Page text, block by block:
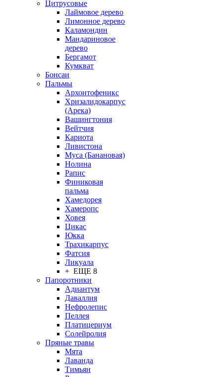
Цитрусовые
Лаймовое дерево
Лимонное дерево
Каламондин
Мандариновое
дерево
Бергамот
Кумкват
Бонсаи
Пальмы
Архонтофеникс
Хризалидокарпус
(Арека)
Вашингтония
Вейтчия
Кариота
Ливистона
Муса (Банановая)
Нолина
Рапис
Финиковая
пальма
Хамедорея
Хамеропс
Ховея
Цикас
Юкка
Трахикарпус
Фатсия
Ликуала
+ ЕЩЕ 8
Папоротники
Адиантум
Даваллия
Нефролепис
Пеллея
Платицериум
Солейролия
Пряные травы
Мята
Лаванда
Тимьян